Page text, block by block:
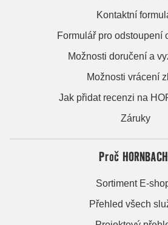
Kontaktní
Formulář pro odstoupení
Možnosti doručení a
Možnosti vrácení
Jak přidat recenzi na
Záruky
Proč
Sortiment E-
Přehled všech